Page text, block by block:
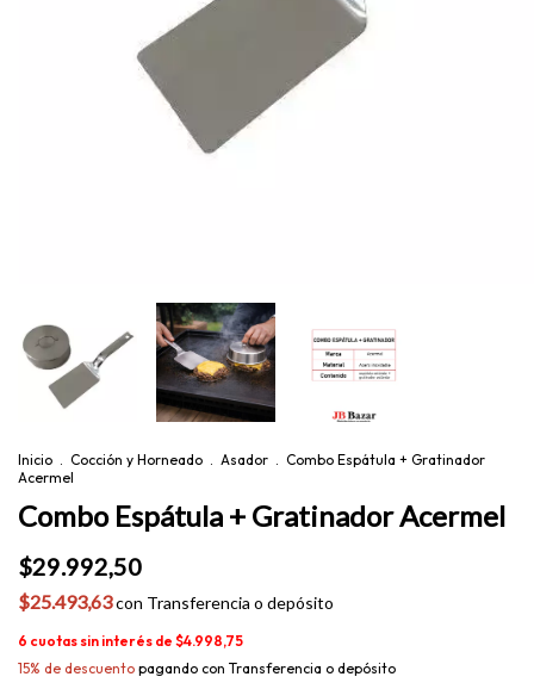
Inicio . Cocción y Horneado . Asador . Combo Espátula + Gratinador
Acermel
Combo Espátula + Gratinador Acermel
$29.992,50
$25.493,63con Transferencia o depósito
6 cuotas sin interés de $4.998,75
15% de descuento pagando con Transferencia o depósito